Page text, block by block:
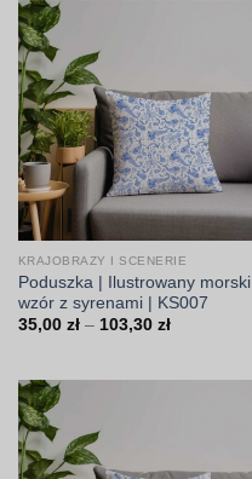
KRAJOBRAZY I SCENERIE
Poduszka | Ilustrowany morski
wzór z syrenami | KS007
35,00 zł – 103,30 złZakres